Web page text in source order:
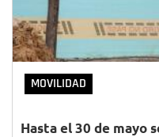
MOVILIDAD
Hasta el 30 de mayo